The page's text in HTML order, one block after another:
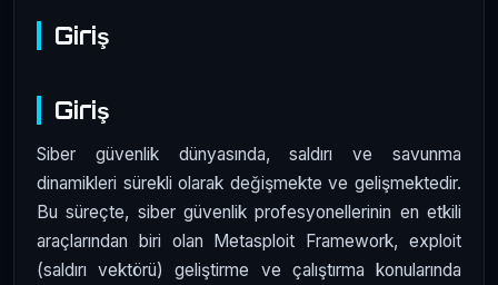
Giriş
Giriş
Siber güvenlik dünyasında, saldırı ve savunma
dinamikleri sürekli olarak değişmekte ve gelişmektedir.
Bu süreçte, siber güvenlik profesyonellerinin en etkili
araçlarından biri olan Metasploit Framework, exploit
(saldırı vektörü) geliştirme ve çalıştırma konularında